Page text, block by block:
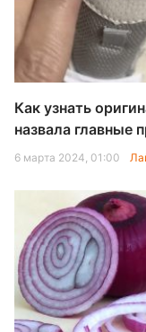
Как узнать
назвала главные
6 марта 2024, 01:00